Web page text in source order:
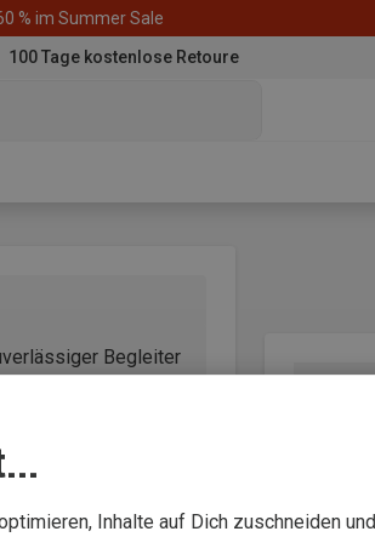
% im Summer Sale
100 Tage kostenlose Retoure
Begleiter
Inhalte auf Dich zuschneiden und